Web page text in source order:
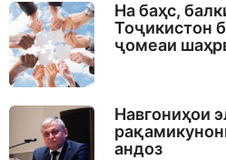
На баҳс,
Тоҷикистон
ҷомеаи
Навгониҳои
андоз